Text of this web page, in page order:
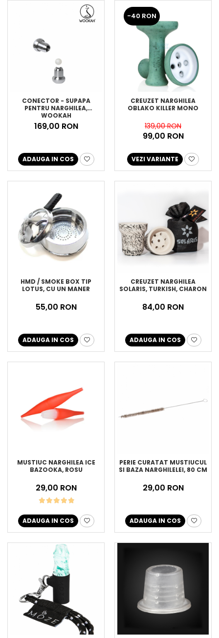
CONECTOR - SUPAPA
PENTRU NARGHILEA,
WOOKAH
169,00 RON
ADAUGA IN COS
-40 RON
CREUZET NARGHILEA
OBLAKO KILLER MONO
139,00 RON
99,00 RON
VEZI VARIANTE
HMD / SMOKE BOX TIP
LOTUS, CU UN MANER
55,00 RON
ADAUGA IN COS
CREUZET NARGHILEA
SOLARIS, TURKISH, CHARON
84,00 RON
ADAUGA IN COS
MUSTIUC NARGHILEA ICE
BAZOOKA, ROSU
29,00 RON
ADAUGA IN COS
PERIE CURATAT MUSTIUCUL
SI BAZA NARGHILELEI, 80 CM
29,00 RON
ADAUGA IN COS